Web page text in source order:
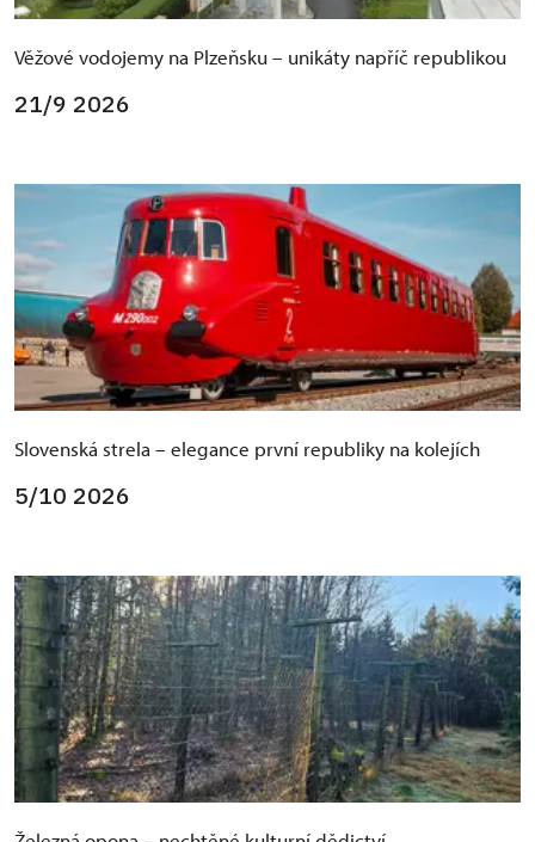
Věžové vodojemy na Plzeňsku – unikáty napříč republikou
21/9 2026
Slovenská strela – elegance první republiky na kolejích
5/10 2026